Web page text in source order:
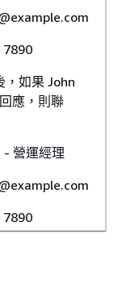
7890
，如果 John
應，則聯
- 營運經理
7890